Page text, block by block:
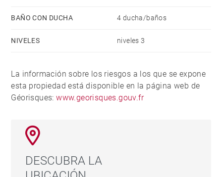
BAÑO CON DUCHA 4 ducha/baños
NIVELES niveles 3
La información sobre los riesgos a los que se expone
esta propiedad está disponible en la página web de
Géorisques:www.georisques.gouv.fr
DESCUBRA LA